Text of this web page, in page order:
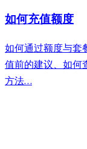
如何充值额度
如何通过额度与套
值前的建议、如何
方法…